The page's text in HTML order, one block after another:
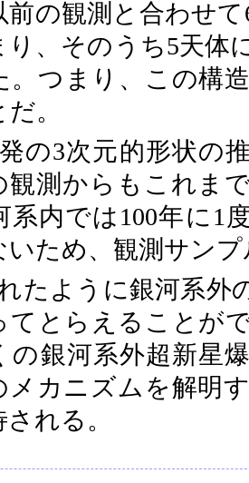
前の観測と合わせ
り、そのうち5天体
。つまり、この構
。
の3次元的形状の
観測からもこれま
系内では100年に1
いため、観測サン
たように銀河系外
てとらえることが
の銀河系外超新星
メカニズムを解明
れる。